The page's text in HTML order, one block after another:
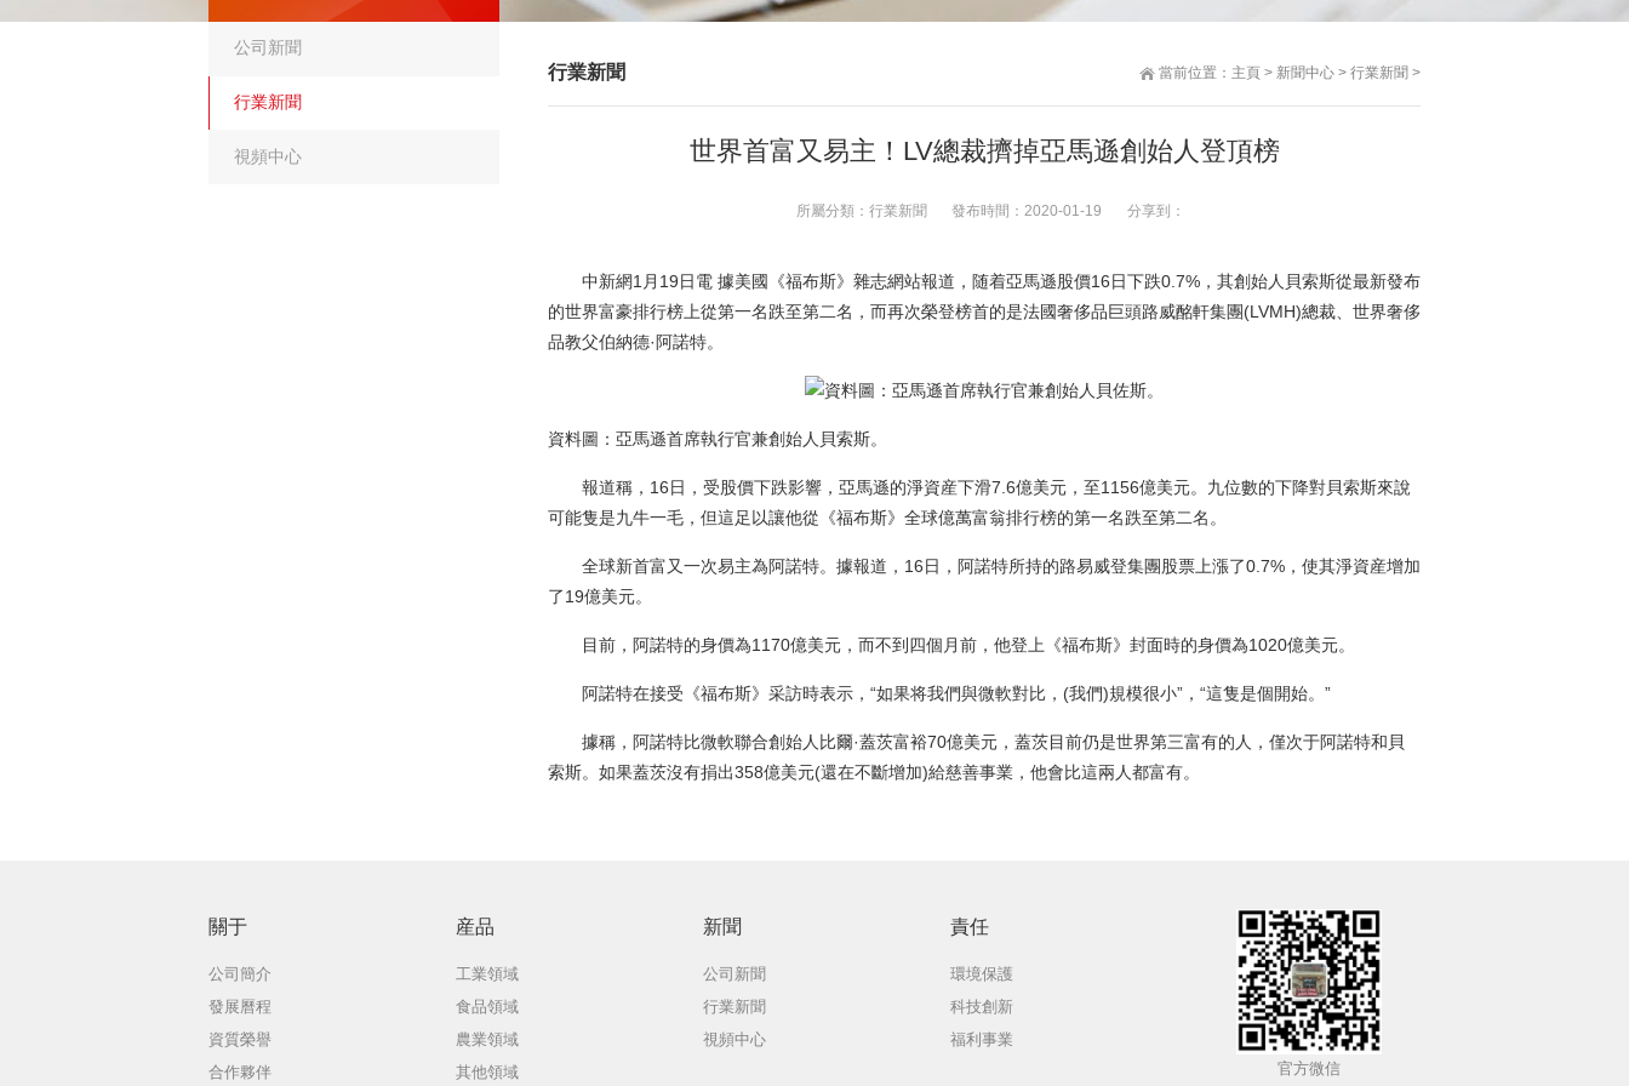
當前位置： 主頁 > 新聞中心 > 行業新聞 >
行業新聞
世界首富又易主！LV總裁擠掉亞馬遜創始人登頂榜
所屬分類： 行業新聞 發布時間： 2020-01-19 分享到：
中新網1月19日電 據美國《福布斯》雜志網站報道，随着亞馬遜股價16日下跌0.7%，其創始人貝索斯從最新發布
的世界富豪排行榜上從第一名跌至第二名，而再次榮登榜首的是法國奢侈品巨頭路威酩軒集團(LVMH)總裁、世界奢侈
品教父伯納德·阿諾特。
資料圖：亞馬遜首席執行官兼創始人貝索斯。
報道稱，16日，受股價下跌影響，亞馬遜的淨資産下滑7.6億美元，至1156億美元。九位數的下降對貝索斯來說
可能隻是九牛一毛，但這足以讓他從《福布斯》全球億萬富翁排行榜的第一名跌至第二名。
全球新首富又一次易主為阿諾特。據報道，16日，阿諾特所持的路易威登集團股票上漲了0.7%，使其淨資産增加
了19億美元。
目前，阿諾特的身價為1170億美元，而不到四個月前，他登上《福布斯》封面時的身價為1020億美元。
阿諾特在接受《福布斯》采訪時表示，“如果将我們與微軟對比，(我們)規模很小”，“這隻是個開始。”
據稱，阿諾特比微軟聯合創始人比爾·蓋茨富裕70億美元，蓋茨目前仍是世界第三富有的人，僅次于阿諾特和貝
索斯。如果蓋茨沒有捐出358億美元(還在不斷增加)給慈善事業，他會比這兩人都富有。
公司新聞
行業新聞
視頻中心
關于
公司簡介
發展曆程
資質榮譽
合作夥伴
産品
工業領域
食品領域
農業領域
其他領域
新聞
公司新聞
行業新聞
視頻中心
責任
環境保護
科技創新
福利事業
官方微信